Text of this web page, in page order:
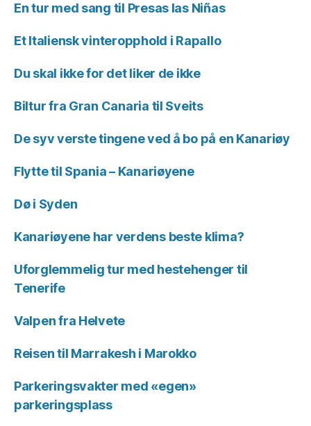
En tur med sang til Presas las Niñas
Et Italiensk vinteropphold i Rapallo
Du skal ikke for det liker de ikke
Biltur fra Gran Canaria til Sveits
De syv verste tingene ved å bo på en Kanariøy
Flytte til Spania – Kanariøyene
Dø i Syden
Kanariøyene har verdens beste klima?
Uforglemmelig tur med hestehenger til
Tenerife
Valpen fra Helvete
Reisen til Marrakesh i Marokko
Parkeringsvakter med «egen»
parkeringsplass